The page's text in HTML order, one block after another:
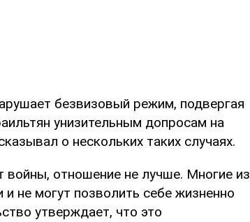
безвизовый режим, подвергая
унизительным допросам на
о нескольких таких случаях.
отношение не лучше. Многие из
не могут позволить себе жизненно
утверждает, что это